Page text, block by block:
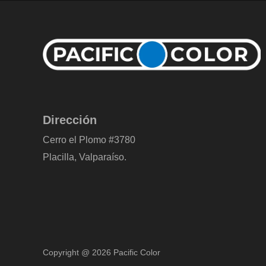
Dirección
Cerro el Plomo #3780
Placilla, Valparaíso.
Copyright @ 2026 Pacific Color